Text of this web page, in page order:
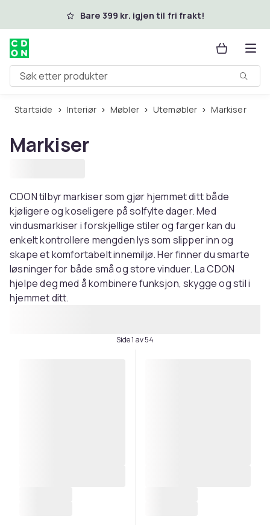
Hopp til hovedinnholdBare 399 kr. igjen til fri frakt!
Søk etter produkter
Startside Interiør Møbler Utemøbler Markiser
Markiser
CDON tilbyr markiser som gjør hjemmet ditt både
kjøligere og koseligere på solfylte dager. Med
vindusmarkiser i forskjellige stiler og farger kan du
enkelt kontrollere mengden lys som slipper inn og
skape et komfortabelt innemiljø. Her finner du smarte
løsninger for både små og store vinduer. La CDON
hjelpe deg med å kombinere funksjon, skygge og stil i
hjemmet ditt.
Side 1 av 54